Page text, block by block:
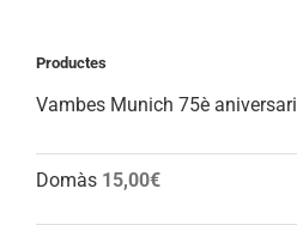
Productes
Vambes Munich 75è aniversari
Domàs 15,00€